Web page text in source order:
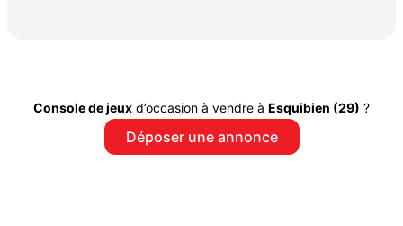
Console de jeux d’occasion à vendre à Esquibien (29) ?
Déposer une annonce